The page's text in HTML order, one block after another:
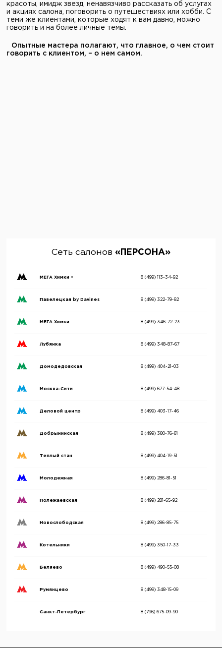
красоты, имидж звезд, ненавязчиво рассказать об услугах
и акциях салона, поговорить о путешествиях или хобби. С
теми же клиентами, которые ходят к вам давно, можно
говорить и на более личные темы.
Опытные мастера полагают, что главное, о чем стоит
говорить с клиентом, – о нем самом.
Сеть салонов «ПЕРСОНА»
МЕГА Химки • 8 (499) 113-34-92
Павелецкая by Davines 8 (499) 322-79-82
МЕГА Химки 8 (499) 346-72-23
Лубянка 8 (499) 348-87-67
Домодедовская 8 (499) 404-21-03
Москва-Сити 8 (499) 677-54-48
Деловой центр 8 (499) 403-17-46
Добрынинская 8 (499) 380-76-81
Теплый стан 8 (499) 404-19-51
Молодежная 8 (499) 286-81-51
Полежаевская 8 (499) 281-65-92
Новослободская 8 (499) 286-85-75
Котельники 8 (499) 350-17-33
Беляево 8 (499) 490-55-08
Румянцево 8 (499) 348-15-09
Санкт-Петербург 8 (796) 675-09-90